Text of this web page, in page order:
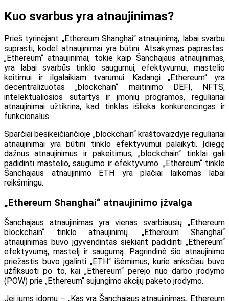
Kuo svarbus yra atnaujinimas?
Prieš tyrinėjant „Ethereum Shanghai“ atnaujinimą, labai svarbu
suprasti, kodėl atnaujinimai yra būtini. Atsakymas paprastas:
„Ethereum“ atnaujinimai, tokie kaip Šanchajaus atnaujinimas,
yra labai svarbūs tinklo saugumui, efektyvumui, mastelio
keitimui ir ilgalaikiam tvarumui. Kadangi „Ethereum“ yra
decentralizuotas „blockchain“ maitinimo DEFI, NFTS,
intelektualiosios sutartys ir įmonių programos, reguliariai
atnaujinimai užtikrina, kad tinklas išlieka konkurencingas ir
funkcionalus.
Sparčiai besikeičiančioje „blockchain“ kraštovaizdyje reguliariai
atnaujinimai yra būtini tinklo efektyvumui palaikyti. Įdiegę
dažnus atnaujinimus ir pakeitimus, „blockchain“ tinklai gali
padidinti mastelio, saugumo ir efektyvumo. „Ethereum“ tinkle
Šanchajaus atnaujinimo ETH yra plačiai laikomas labai
reikšmingu.
„Ethereum Shanghai“ atnaujinimo įžvalga
Šanchajaus atnaujinimas yra vienas svarbiausių „Ethereum
blockchain“ tinklo atnaujinimų. „Ethereum Shanghai“
atnaujinimas buvo įgyvendintas siekiant padidinti „Ethereum“
efektyvumą, mastelį ir saugumą. Pagrindinė šio atnaujinimo
priežastis buvo įgalinti „ETH“ išėmimus, kurie anksčiau buvo
užfiksuoti po to, kai „Ethereum“ perėjo nuo darbo įrodymo
(POW) prie „Ethereum“ sujungimo akcijų paketo įrodymo.
Jei jums įdomu – „Kas yra Šanchajaus atnaujinimas„ Ethereum